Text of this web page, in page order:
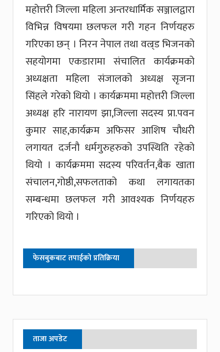
महोत्तरी जिल्ला महिला अन्तरधार्मिक सञ्जालद्वारा
विभिन्न विषयमा छलफल गरी गहन निर्णयहरु
गरिएका छन् । निरन नेपाल तथा वल्र्ड भिजनको
सहयोगमा एकडारामा संचालित कार्यक्रमको
अध्यक्षता महिला संजालको अध्यक्ष सृजना
सिंहले गरेको थियो । कार्यक्रममा महोत्तरी जिल्ला
अध्यक्ष हरि नारायण झा,जिल्ला सदस्य प्रा.पवन
कुमार साह,कार्यक्रम अफिसर आशिष चौधरी
लगायत दर्जनौ धर्मगुरुहरुको उपस्थिति रहेको
थियो । कार्यक्रममा सदस्य परिवर्तन,बैक खाता
संचालन,गोष्ठी,सफलताको कथा लगायतका
सम्बन्धमा छलफल गरी आवश्यक निर्णयहरु
गरिएको थियो ।
फेसबुकबाट तपाईको प्रतिक्रिया
ताजा अपडेट